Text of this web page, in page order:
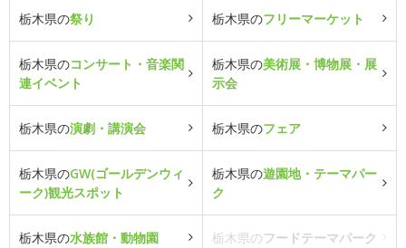
栃木県の祭り 栃木県のフリーマーケット
栃木県のコンサート・音楽関
連イベント
栃木県の美術展・博物展・展
示会
栃木県の演劇・講演会 栃木県のフェア
栃木県のGW(ゴールデンウィ
ーク)観光スポット
栃木県の遊園地・テーマパー
ク
栃木県の水族館・動物園 栃木県のフードテーマパーク